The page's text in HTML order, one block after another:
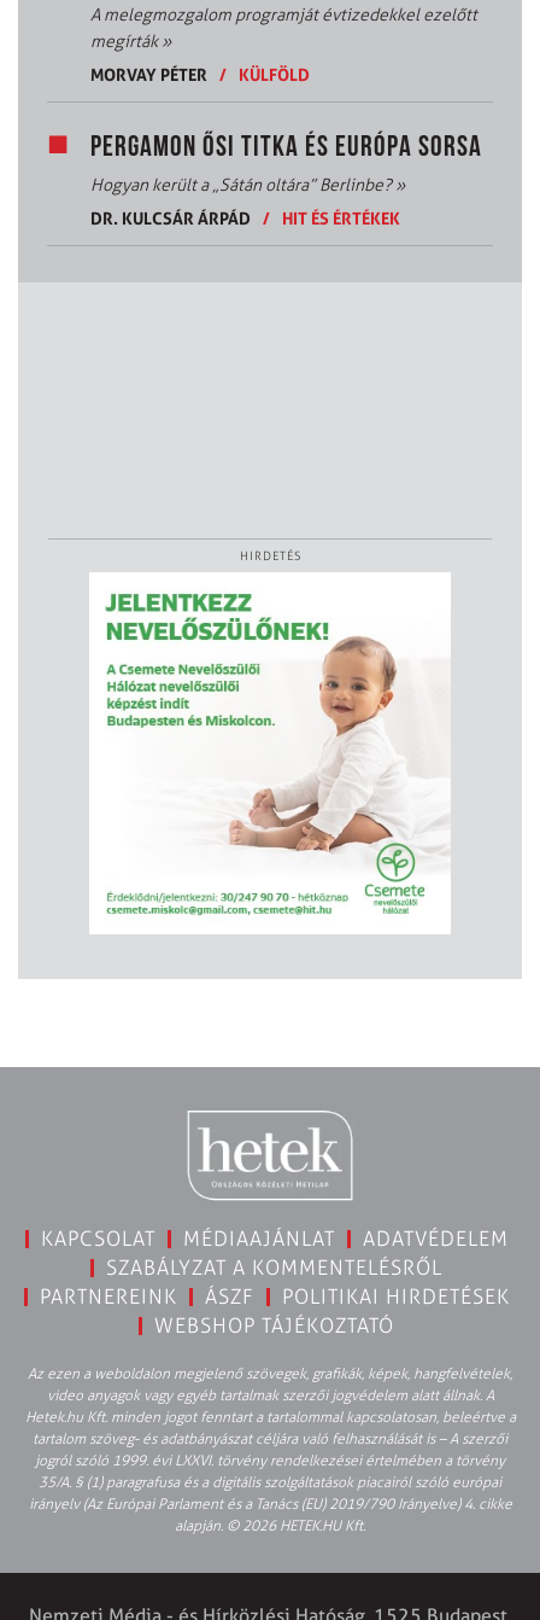
A melegmozgalom programját évtizedekkel ezelőtt
megírták»
MORVAY PÉTER
/ KÜLFÖLD
PERGAMON ŐSI TITKA ÉS EURÓPA SORSA
Hogyan került a „Sátán oltára” Berlinbe?»
DR. KULCSÁR ÁRPÁD
/ HIT ÉS ÉRTÉKEK
HIRDETÉS
KAPCSOLAT MÉDIAAJÁNLAT
ADATVÉDELEM
SZABÁLYZAT A KOMMENTELÉSRŐL
PARTNEREINK
ÁSZF
POLITIKAI HIRDETÉSEK
WEBSHOP TÁJÉKOZTATÓ
Az ezen a weboldalon megjelenő szövegek, grafikák, képek, hangfelvételek,
video anyagok vagy egyéb tartalmak szerzői jogvédelem alatt állnak. A
Hetek.hu Kft. minden jogot fenntart a tartalommal kapcsolatosan, beleértve a
tartalom szöveg- és adatbányászat céljára való felhasználását is – A szerzői
jogról szóló 1999. évi LXXVI. törvény rendelkezései értelmében a törvény
35/A. § (1) paragrafusa és a digitális szolgáltatások piacairól szóló európai
irányelv (Az Európai Parlament és a Tanács (EU) 2019/790 Irányelve) 4. cikke
alapján. © 2026 HETEK.HU Kft.